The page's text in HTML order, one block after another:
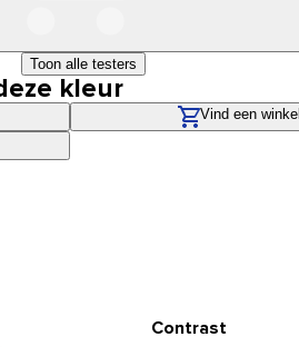
Toon alle testers
kleur
Vind een winkel
Contrast